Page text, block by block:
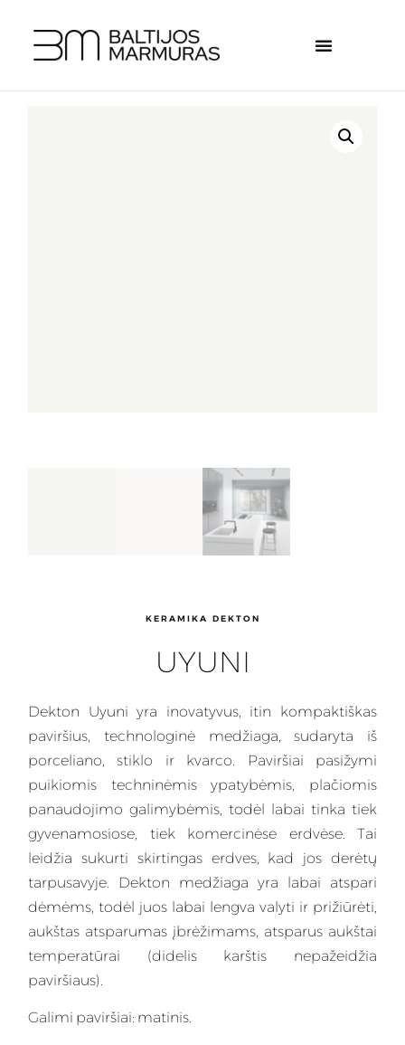
KERAMIKA DEKTON
UYUNI
Dekton Uyuni yra inovatyvus, itin kompaktiškas
paviršius, technologinė medžiaga, sudaryta iš
porceliano, stiklo ir kvarco.
Paviršiai pasižymi
puikiomis techninėmis ypatybėmis, plačiomis
panaudojimo galimybėmis, todėl labai tinka tiek
gyvenamosiose, tiek komercinėse erdvėse. Tai
leidžia sukurti skirtingas erdves, kad jos derėtų
tarpusavyje. Dekton medžiaga yra labai atspari
dėmėms, todėl juos labai lengva valyti ir prižiūrėti,
aukštas atsparumas įbrėžimams, atsparus aukštai
temperatūrai (didelis karštis nepažeidžia
paviršiaus).
Galimi paviršiai: matinis.